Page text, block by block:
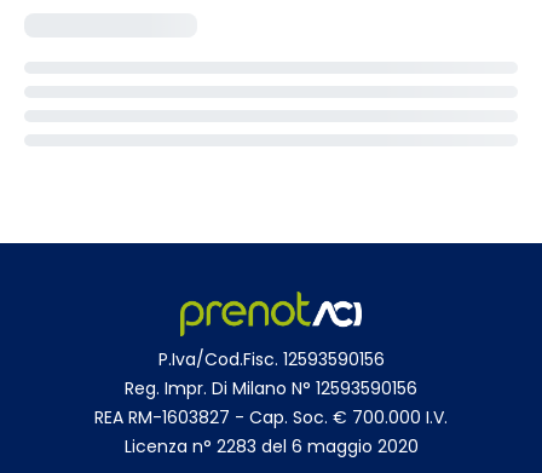
P.Iva/Cod.Fisc. 12593590156
Reg. Impr. Di Milano N° 12593590156
REA RM-1603827 - Cap. Soc. € 700.000 I.V.
Licenza n° 2283 del 6 maggio 2020